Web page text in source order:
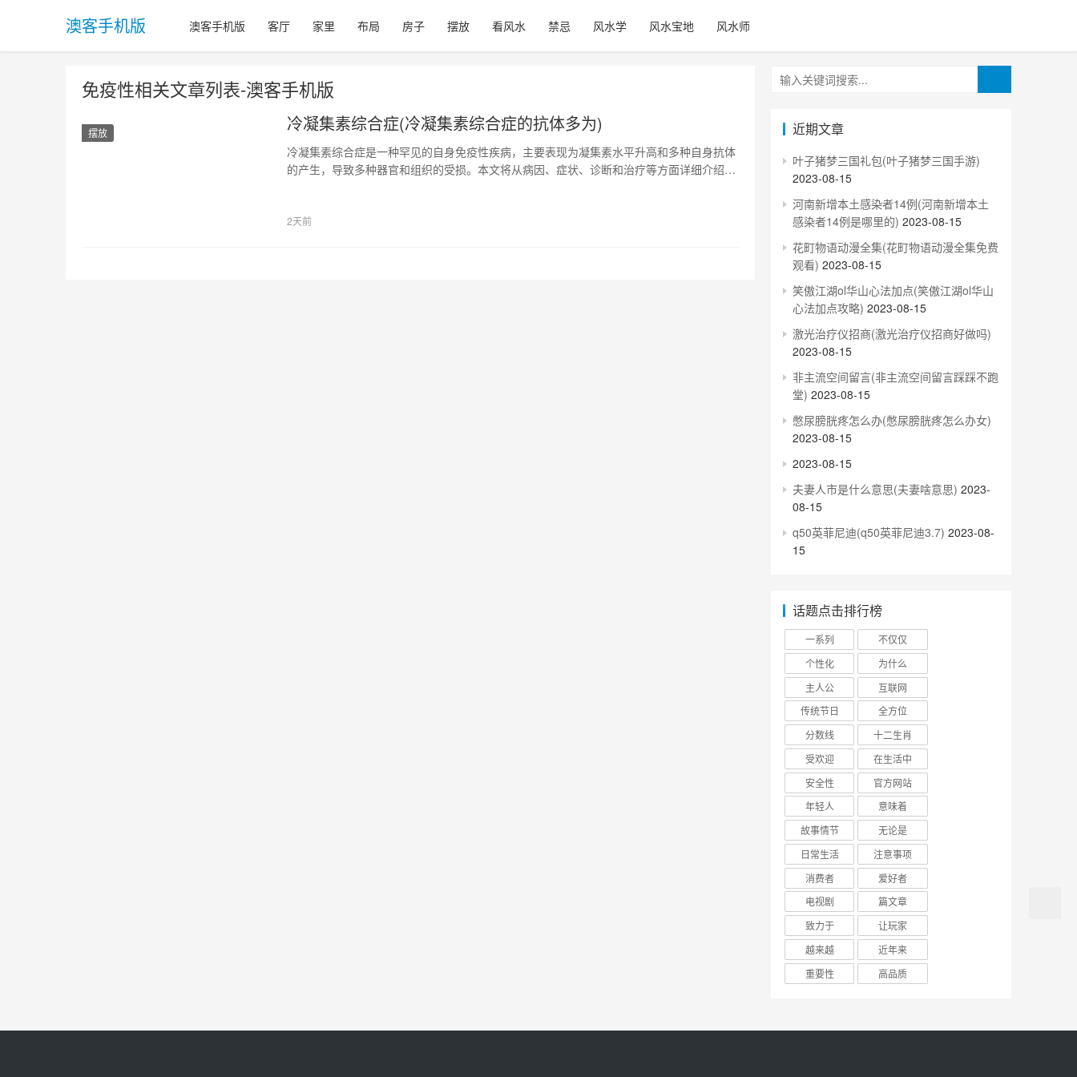
澳客手机版 澳客手机版 客厅 家里 布局 房子 摆放 看风水 禁忌 风水学 风水宝地 风水师
免疫性相关文章列表-澳客手机版
摆放 冷凝集素综合症(冷凝集素综合症的抗体多为)
冷凝集素综合症是一种罕见的自身免疫性疾病，主要表现为凝集素水平升高和多种自身抗体
的产生，导致多种器官和组织的受损。本文将从病因、症状、诊断和治疗等方面详细介绍冷
而导致疾病的发生。 2、症状 冷凝集…
2天前
近期文章
叶子猪梦三国礼包(叶子猪梦三国手游)
2023-08-15
河南新增本土感染者14例(河南新增本土
感染者14例是哪里的) 2023-08-15
花町物语动漫全集(花町物语动漫全集免费
观看) 2023-08-15
笑傲江湖ol华山心法加点(笑傲江湖ol华山
心法加点攻略) 2023-08-15
激光治疗仪招商(激光治疗仪招商好做吗)
2023-08-15
非主流空间留言(非主流空间留言踩踩不跑
堂) 2023-08-15
憋尿膀胱疼怎么办(憋尿膀胱疼怎么办女)
2023-08-15
2023-08-15
夫妻人市是什么意思(夫妻啥意思) 2023-
08-15
q50英菲尼迪(q50英菲尼迪3.7) 2023-08-
15
话题点击排行榜
一系列
不仅仅
个性化
为什么
主人公
互联网
传统节日
全方位
分数线
十二生肖
受欢迎
在生活中
安全性
官方网站
年轻人
意味着
故事情节
无论是
日常生活
注意事项
消费者
爱好者
电视剧
篇文章
致力于
让玩家
越来越
近年来
重要性
高品质